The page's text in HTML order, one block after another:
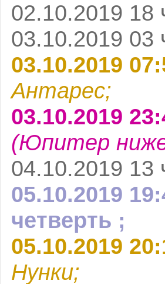
02.10.2019 18
03.10.2019 03
03.10.2019
Антарес;
03.10.2019
(Юпитер
04.10.2019 13
05.10.2019
четверть ;
05.10.2019
Нунки;